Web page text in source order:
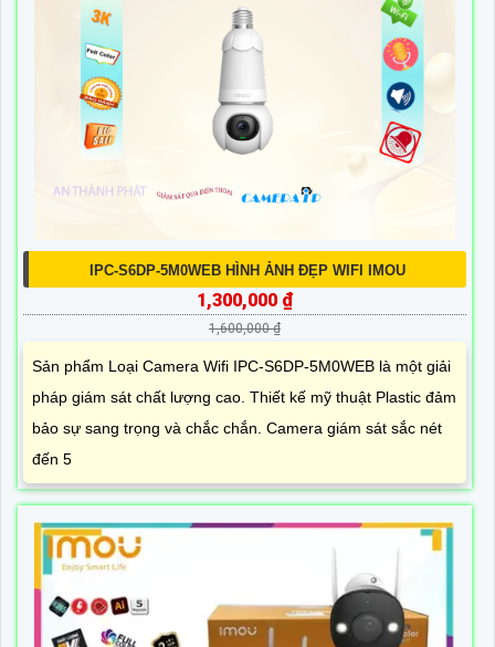
IPC-S6DP-5M0WEB HÌNH ẢNH ĐẸP WIFI IMOU
1,300,000 ₫
1,600,000 ₫
Sản phẩm Loại Camera Wifi IPC-S6DP-5M0WEB là một giải
pháp giám sát chất lượng cao. Thiết kế mỹ thuật Plastic đảm
bảo sự sang trọng và chắc chắn. Camera giám sát sắc nét
đến 5